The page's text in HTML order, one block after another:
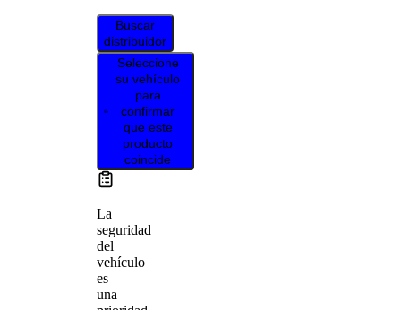
Buscar
distribuidor
Seleccione
su vehículo
para
confirmar
que este
producto
coincide
La
seguridad
del
vehículo
es
una